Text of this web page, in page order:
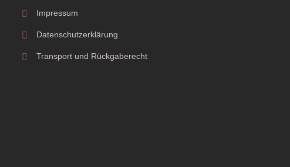
Impressum
Datenschutzerklärung
Transport und Rückgaberecht